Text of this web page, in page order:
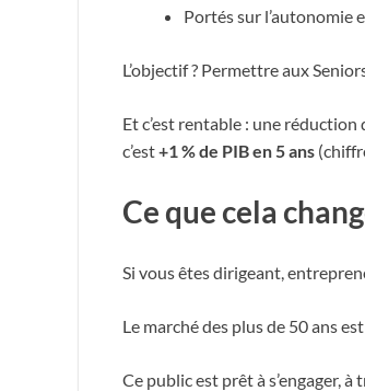
Portés sur l’autonomie
L’objectif ? Permettre aux
Et c’est rentable : une réduction
c’est+1 % de PIB en 5 ans
Ce que cela
Si vous êtes dirigeant,
Le marché des plus de 50 ans est
Ce public est prêt à s’engager,